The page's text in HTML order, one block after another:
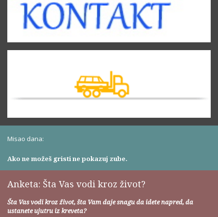
Misao dana:
Ako ne možeš gristi ne pokazuj zube.
Anketa: Šta Vas vodi kroz život?
Šta Vas vodi kroz život, šta Vam daje snagu da idete napred, da
ustanete ujutru iz kreveta?